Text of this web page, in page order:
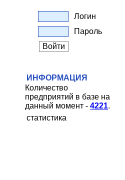
Логин
Пароль
ИНФОРМАЦИЯ
Количество
предприятий в базе на
данный момент - 4221.
статистика